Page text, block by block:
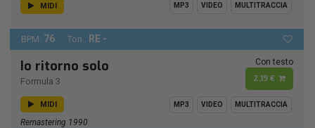
MIDI MP3 VIDEO MULTITRACCIA
BPM: 76 Ton.: RE -
Io ritorno solo
Formula 3
Con testo
2,19 €
MIDI MP3 VIDEO MULTITRACCIA
Remastering 1990